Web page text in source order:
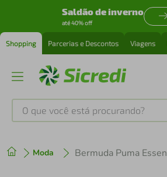
Saldão de inverno
até 40% off
Shopping Parcerias e Descontos Viagens
O que você está procurando?
Moda